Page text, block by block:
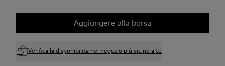
Aggiungere alla borsa
Verifica la disponibilità nel negozio più vicino a te